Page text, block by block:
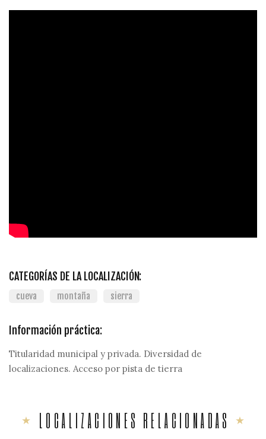
CATEGORÍAS DE LA LOCALIZACIÓN:
cueva montaña sierra
Información práctica:
Titularidad municipal y privada. Diversidad de
localizaciones. Acceso por pista de tierra
LOCALIZACIONES RELACIONADAS